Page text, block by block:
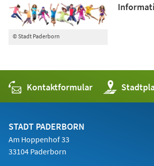
© Stadt Paderborn
Kontaktformular (Öffnet
in
einem
STADT PADERBORN
Am Hoppenhof 33
33104 Paderborn